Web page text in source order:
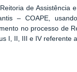
de Assistência
– COAPE,
no processo de
I, II, III e IV referente